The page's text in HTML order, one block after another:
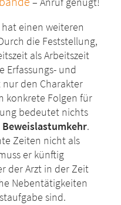
einen weiteren
die Feststellung,
als Arbeitszeit
Erfassungs- und
den Charakter
konkrete Folgen für
bedeutet nichts
Beweislastumkehr.
Zeiten nicht als
er künftig
der Arzt in der Zeit
Nebentätigkeiten
sind.